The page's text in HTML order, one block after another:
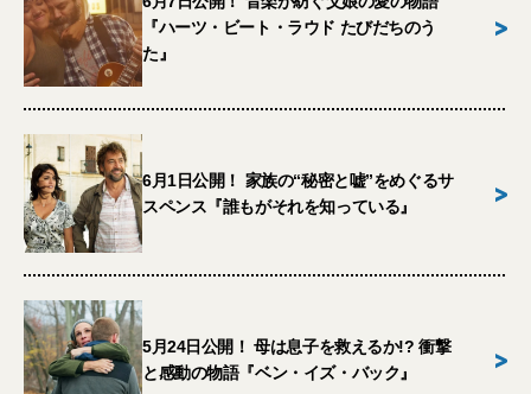
『ハーツ・ビート・ラウド たびだちのう
た』
>
6月1日公開！ 家族の“秘密と嘘”をめぐるサ
スペンス『誰もがそれを知っている』
>
5月24日公開！ 母は息子を救えるか!? 衝撃
と感動の物語『ベン・イズ・バック』
>